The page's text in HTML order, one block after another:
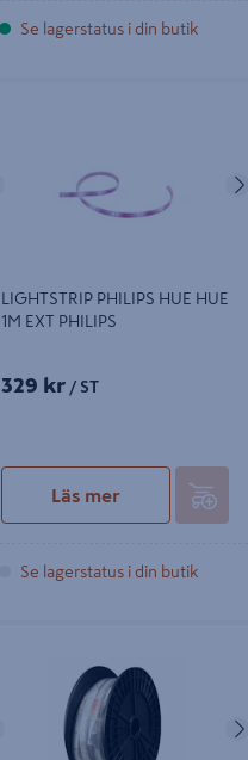
Se lagerstatus i din butik
Föregående
LIGHTSTRIP PHILIPS HUE HUE
1M EXT PHILIPS
329 kr / ST
Läs mer
Se lagerstatus i din butik
Föregående